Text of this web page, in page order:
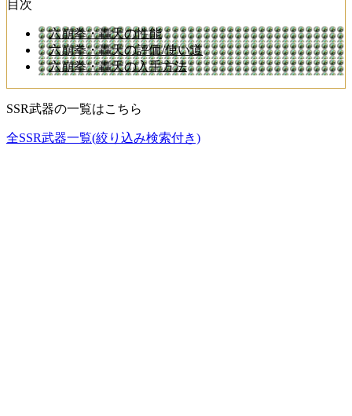
目次
六崩拳・轟天の性能
六崩拳・轟天の評価/使い道
六崩拳・轟天の入手方法
SSR武器の一覧はこちら
全SSR武器一覧(絞り込み検索付き)